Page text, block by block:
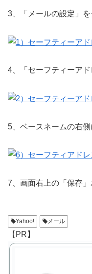
3、「メールの設定」を
4、「セーフティーアド
5、ベースネームの右
7、画面右上の「保存」
Yahoo! メール
【PR】